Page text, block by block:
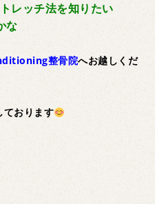
レッチ法を知りたい
な
整骨院へお越しくだ
ております